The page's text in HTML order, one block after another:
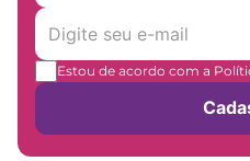
Estou de acordo com a